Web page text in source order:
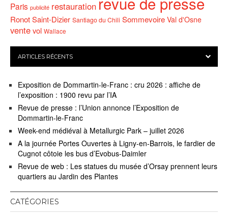
Paris publicité restauration
RonotSaint-Dizier Santiago du Chili Sommevoire Val d'Osne
ventevol Wallace
ARTICLES RÉCENTS
Exposition de Dommartin-le-Franc : cru 2026 : affiche de
l’exposition : 1900 revu par l’IA
Revue de presse : l’Union annonce l’Exposition de
Dommartin-le-Franc
Week-end médiéval à Metallurgic Park – juillet 2026
A la journée Portes Ouvertes à Ligny-en-Barrois, le fardier de
Cugnot côtoie les bus d’Evobus-Daimler
Revue de web : Les statues du musée d’Orsay prennent leurs
quartiers au Jardin des Plantes
CATÉGORIES